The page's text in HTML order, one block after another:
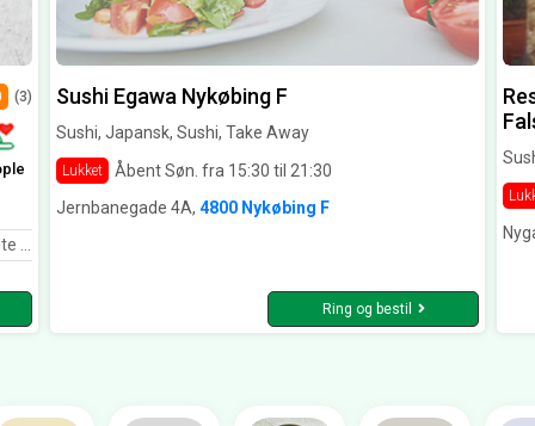
(3)
vi ses snart igen
Sushi Egawa Nykøbing F
Sushi, Japansk, Sushi, Take Away
Lukket
Åbent Søn. fra 15:30 til 21:30
Jernbanegade 4A, 4800 Nykøbing F
Ring og bestil